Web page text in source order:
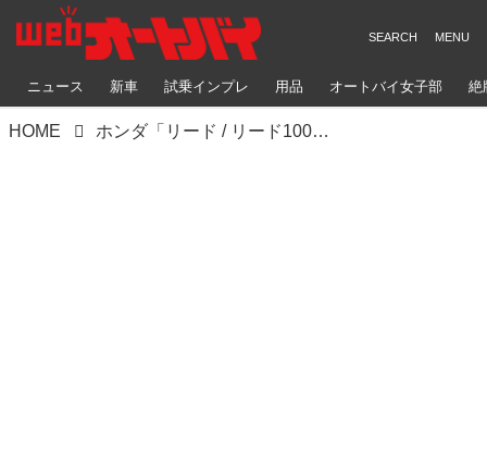
ニュース 新車 試乗インプレ 用品 オートバイ女子部 絶
HOME ホンダ「リード / リード100」（1998年）【90年代に登場したホンダのバイク図鑑】